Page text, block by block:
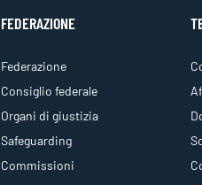
FEDERAZIONE
Federazione
Consiglio federale
Organi di giustizia
Safeguarding
Commissioni